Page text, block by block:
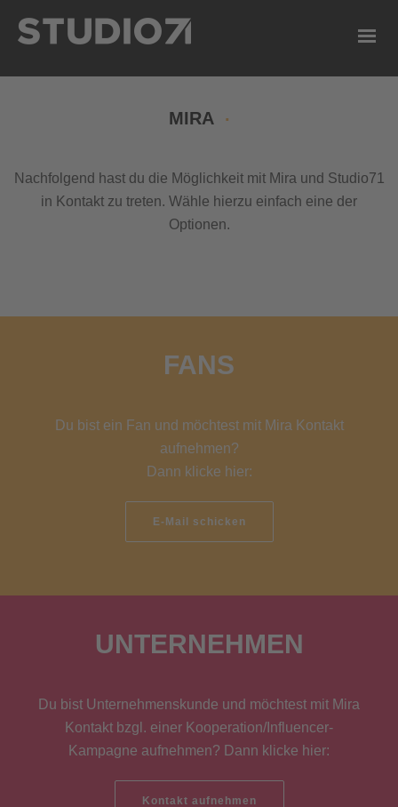
MIRA
Nachfolgend hast du die Möglichkeit mit Mira und Studio71
in Kontakt zu treten. Wähle hierzu einfach eine der
Optionen.
FANS
Du bist ein Fan und möchtest mit Mira Kontakt
aufnehmen?
Dann klicke hier:
E-Mail schicken
UNTERNEHMEN
Du bist Unternehmenskunde und möchtest mit Mira
Kontakt bzgl. einer Kooperation/Influencer-
Kampagne aufnehmen? Dann klicke hier:
Kontakt aufnehmen